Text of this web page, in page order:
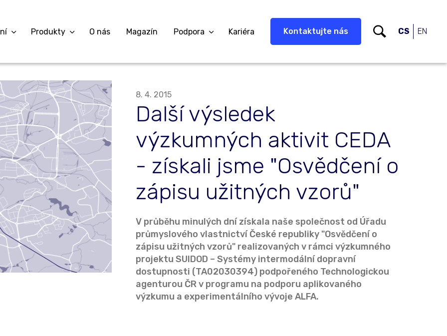
Produkty O nás Magazín Podpora Kariéra Kontaktujte nás CS EN
8. 4. 2015
Další výsledek
výzkumných aktivit CEDA
- získali jsme "Osvědčení o
zápisu užitných vzorů"
V průběhu minulých dní získala naše společnost od Úřadu
průmyslového vlastnictví České republiky "Osvědčení o
zápisu užitných vzorů" realizovaných v rámci výzkumného
projektu SUIDOD – Systémy intermodální dopravní
dostupnosti (TA02030394) podpořeného Technologickou
agenturou ČR v programu na podporu aplikovaného
výzkumu a experimentálního vývoje ALFA.